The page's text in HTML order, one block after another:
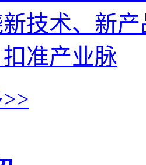
技术、新
准产业脉